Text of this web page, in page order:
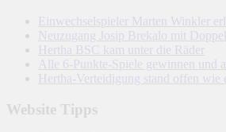
Einwechselspieler Marten Winkler
Neuzugang Josip Brekalo mit
Hertha BSC kam unter die Räder
Alle 6-Punkte-Spiele gewinnen und
Hertha-Verteidigung stand offen wie
Website Tipps